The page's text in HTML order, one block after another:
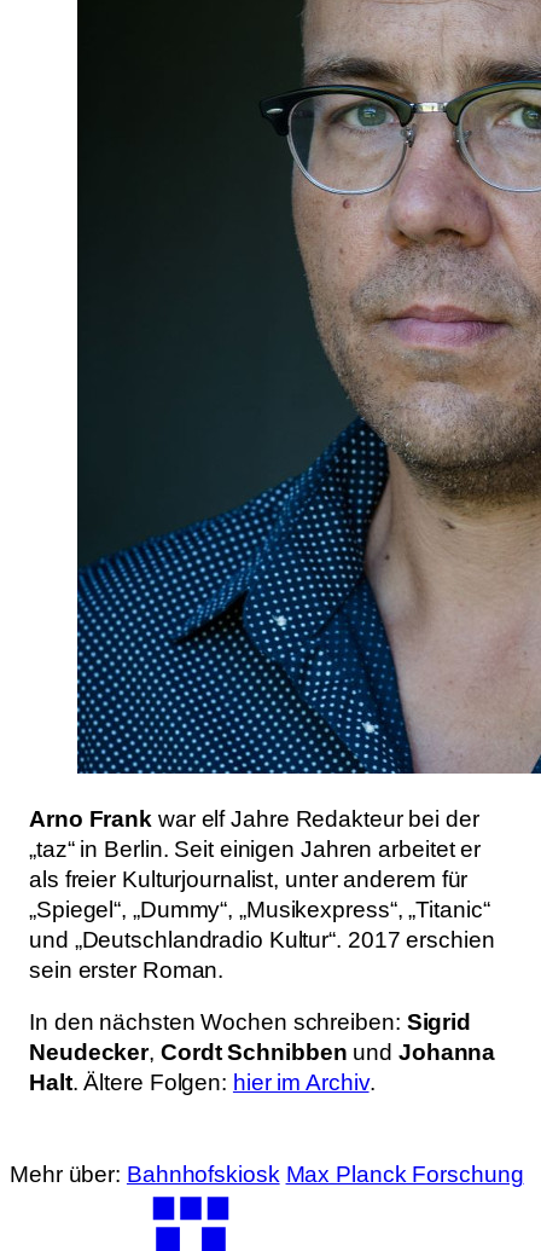
Arno Frank war elf Jahre Redakteur bei der
„taz“ in Berlin. Seit einigen Jahren arbeitet er
als freier Kulturjournalist, unter anderem für
„Spiegel“, „Dummy“, „Musikexpress“, „Titanic“
und „Deutschlandradio Kultur“. 2017 erschien
sein erster Roman.
In den nächsten Wochen schreiben: Sigrid
Neudecker, Cordt Schnibben und Johanna
Halt. Ältere Folgen: hier im Archiv.
Mehr über: Bahnhofskiosk Max Planck Forschung